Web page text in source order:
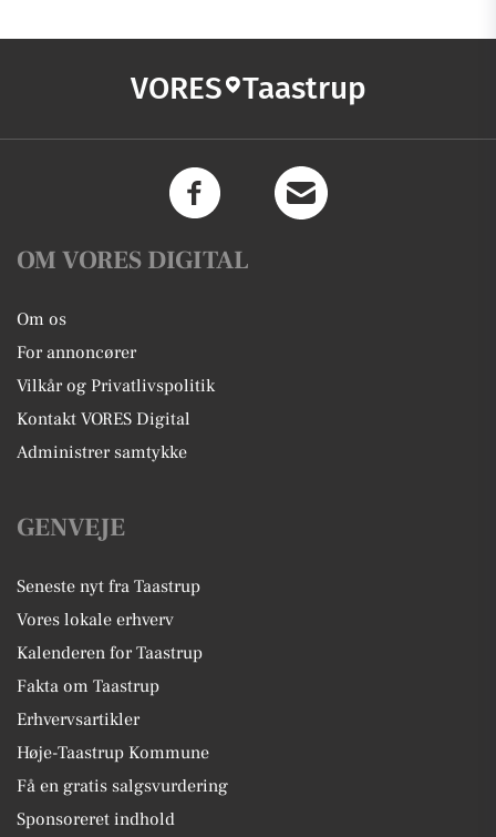
VORES Taastrup
OM VORES DIGITAL
Om os
For annoncører
Vilkår og Privatlivspolitik
Kontakt VORES Digital
Administrer samtykke
GENVEJE
Seneste nyt fra Taastrup
Vores lokale erhverv
Kalenderen for Taastrup
Fakta om Taastrup
Erhvervsartikler
Høje-Taastrup Kommune
Få en gratis salgsvurdering
Sponsoreret indhold